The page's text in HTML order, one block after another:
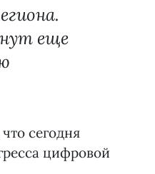
еще
сегодня
цифровой